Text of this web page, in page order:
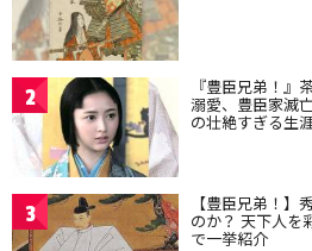
2 『豊臣兄弟！』
溺愛、豊臣家滅
の壮絶すぎる生
3 【豊臣兄弟！】
のか？ 天下人を
で一挙紹介